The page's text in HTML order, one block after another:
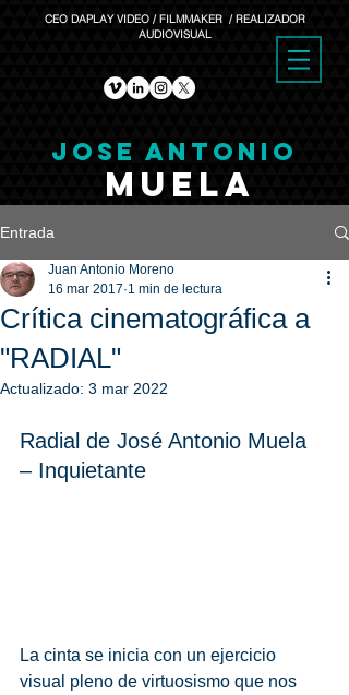
CEO DAPLAY VIDEO / FILMMAKER / REALIZADOR
AUDIOVISUAL
JOSE ANTONIO
MUELA
Entrada
Crítica cinematográfica a
"RADIAL"
Juan Antonio Moreno
16 mar 2017 1 min de lectura
Actualizado: 3 mar 2022
Radial de José Antonio Muela
– Inquietante
La cinta se inicia con un ejercicio
visual pleno de virtuosismo que nos